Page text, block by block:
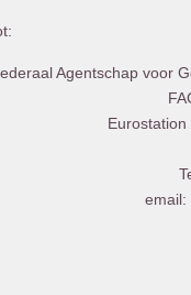
Agentschap voor
email: